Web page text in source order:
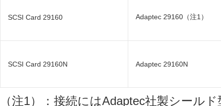
SCSI Card 29160 Adaptec 29160（注1）
SCSI Card 29160N Adaptec 29160N
（注1）：接続にはAdaptec社製シール